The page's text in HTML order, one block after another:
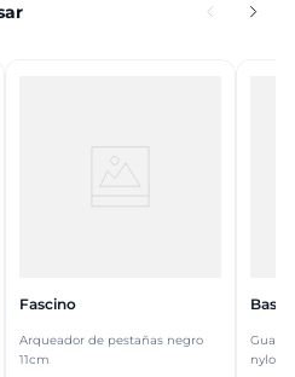
Fascino
Arqueador de pestañas negro
11cm
nylon